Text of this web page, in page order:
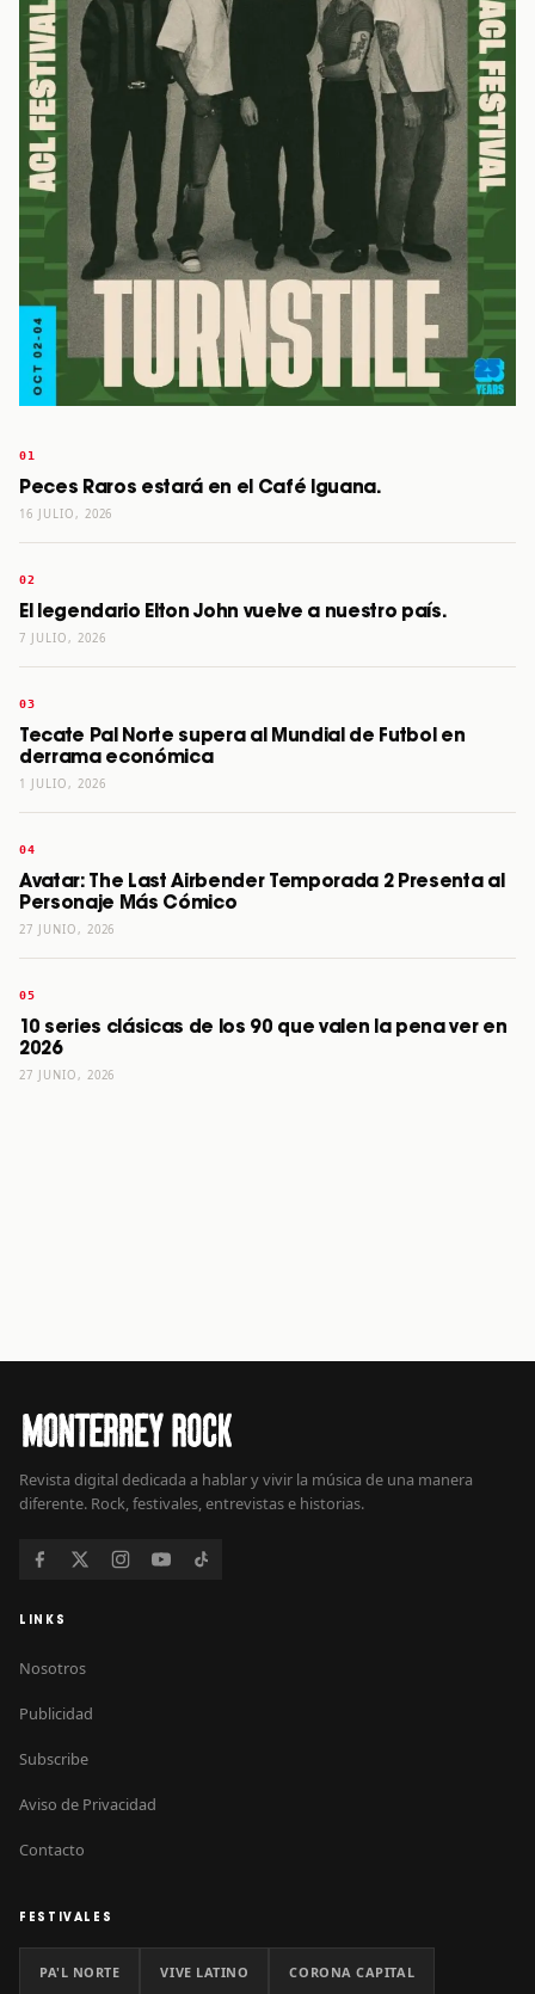
Peces Raros estará en el Café Iguana.
16 JULIO, 2026
El legendario Elton John vuelve a nuestro país.
7 JULIO, 2026
Tecate Pal Norte supera al Mundial de Futbol en
derrama económica
1 JULIO, 2026
Avatar: The Last Airbender Temporada 2 Presenta al
Personaje Más Cómico
27 JUNIO, 2026
10 series clásicas de los 90 que valen la pena ver en
2026
27 JUNIO, 2026
Revista digital dedicada a hablar y vivir la música de una manera
diferente. Rock, festivales, entrevistas e historias.
LINKS
Nosotros
Publicidad
Subscribe
Aviso de Privacidad
Contacto
FESTIVALES
PA'L NORTE VIVE LATINO CORONA CAPITAL